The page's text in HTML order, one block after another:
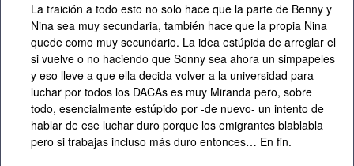
La traición a todo esto no solo hace que la parte de Benny y
Nina sea muy secundaria, también hace que la propia Nina
quede como muy secundario. La idea estúpida de arreglar el
si vuelve o no haciendo que Sonny sea ahora un simpapeles
y eso lleve a que ella decida volver a la universidad para
luchar por todos los DACAs es muy Miranda pero, sobre
todo, esencialmente estúpido por -de nuevo- un intento de
hablar de ese luchar duro porque los emigrantes blablabla
pero si trabajas incluso más duro entonces… En fin.